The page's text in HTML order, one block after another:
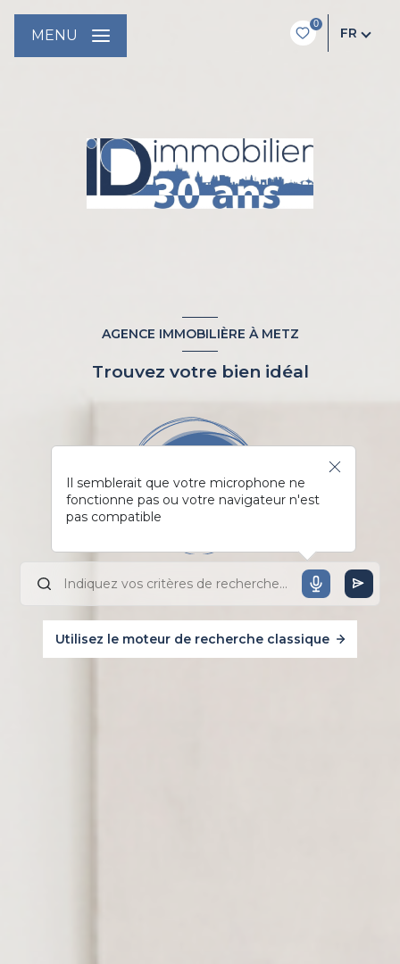
0
FR
MENU
AGENCE IMMOBILIÈRE À METZ
Trouvez votre bien idéal
Il semblerait que votre microphone ne
fonctionne pas ou votre navigateur n'est
pas compatible
Utilisez le moteur de recherche classique